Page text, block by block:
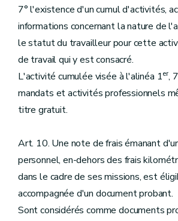
7° l'existence d'un cumul d'activités,
informations concernant la nature de
le statut du travailleur pour cette
de travail qui y est consacré.
L'activité cumulée visée à l'alinéa 1er,
mandats et activités professionnels
titre gratuit.
Art. 10. Une note de frais émanant
personnel, en-dehors des frais
dans le cadre de ses missions, est
accompagnée d'un document probant.
Sont considérés comme documents